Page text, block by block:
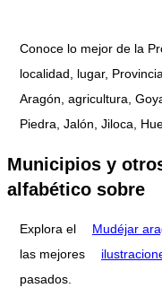
Conoce lo mejor de la
localidad, lugar,
Aragón, agricultura,
Piedra, Jalón, Jiloca,
Municipios y
alfabético sobre
Explora el Mudéjar
las mejores
pasados.